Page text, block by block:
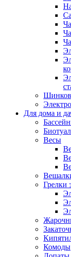
Для дома и
Весы
Грелки
Комоды